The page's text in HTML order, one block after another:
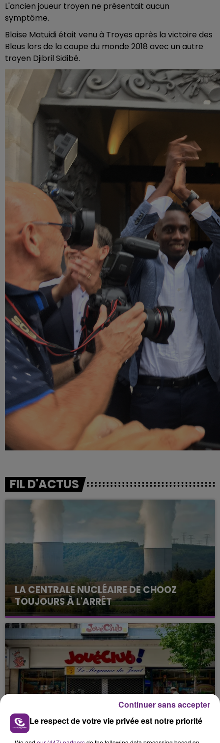
L'ancien joueur troyen ne présentait aucun
symptôme.
Blaise Matuidi était venu à Troyes après la victoire des
Bleus lors de la coupe du monde 2018 avec un autre
troyen Djibril Sidibé.
FIL D'ACTUS
LA CENTRALE NUCLÉAIRE DE CHOOZ
TOUJOURS À L'ARRÊT
Cela fait déjà une semaine que la centrale
nucléaire ardennaise est à l'arrêt. Une situation
justifiée par la sécheresse intense qui est toujours
présente.
LE MAGASIN JOUÉCLUB DE REIMS FERME
SES PORTES
C'était l'une des institutions du centre-ville
Le respect de votre vie privée est notre priorité
Continuer sans accepter